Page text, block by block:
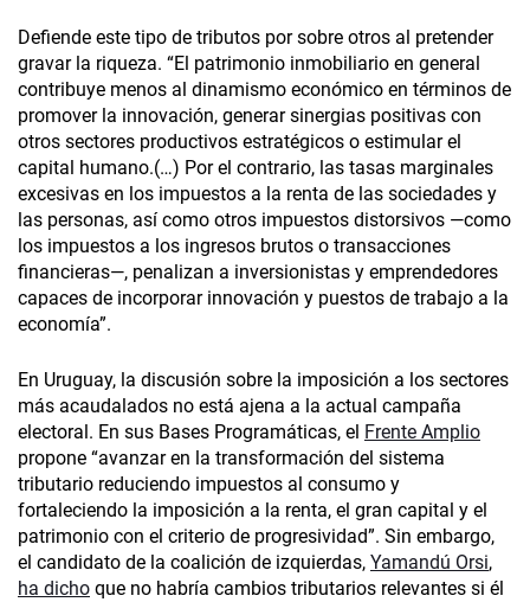
Defiende este tipo de tributos por sobre otros al pretender
gravar la riqueza. “El patrimonio inmobiliario en general
contribuye menos al dinamismo económico en términos de
promover la innovación, generar sinergias positivas con
otros sectores productivos estratégicos o estimular el
capital humano.(…) Por el contrario, las tasas marginales
excesivas en los impuestos a la renta de las sociedades y
las personas, así como otros impuestos distorsivos —como
los impuestos a los ingresos brutos o transacciones
financieras—, penalizan a inversionistas y emprendedores
capaces de incorporar innovación y puestos de trabajo a la
economía”.
En Uruguay, la discusión sobre la imposición a los sectores
más acaudalados no está ajena a la actual campaña
electoral. En sus Bases Programáticas, el Frente Amplio
propone “avanzar en la transformación del sistema
tributario reduciendo impuestos al consumo y
fortaleciendo la imposición a la renta, el gran capital y el
patrimonio con el criterio de progresividad”. Sin embargo,
el candidato de la coalición de izquierdas, Yamandú Orsi,
ha dicho que no habría cambios tributarios relevantes si él